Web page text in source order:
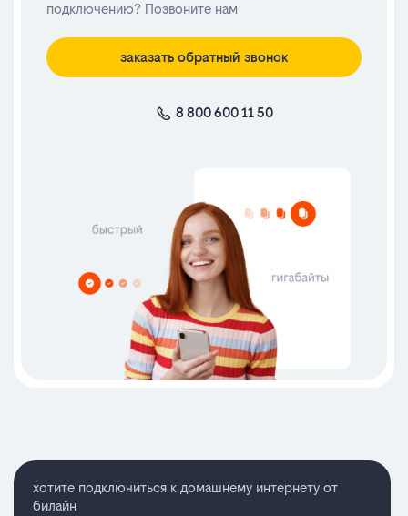
подключению? Позвоните нам
заказать обратный звонок
8 800 600 11 50
хотите подключиться к домашнему интернету от
билайн